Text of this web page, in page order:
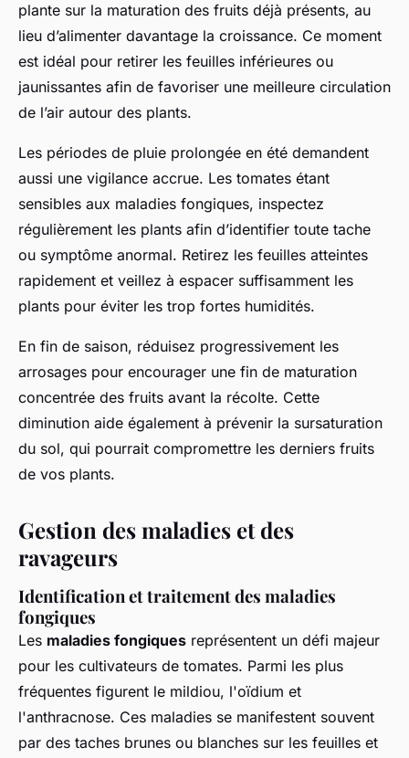
plante sur la maturation des fruits déjà présents, au
lieu d’alimenter davantage la croissance. Ce moment
est idéal pour retirer les feuilles inférieures ou
jaunissantes afin de favoriser une meilleure circulation
de l’air autour des plants.
Les périodes de pluie prolongée en été demandent
aussi une vigilance accrue. Les tomates étant
sensibles aux maladies fongiques, inspectez
régulièrement les plants afin d’identifier toute tache
ou symptôme anormal. Retirez les feuilles atteintes
rapidement et veillez à espacer suffisamment les
plants pour éviter les trop fortes humidités.
En fin de saison, réduisez progressivement les
arrosages pour encourager une fin de maturation
concentrée des fruits avant la récolte. Cette
diminution aide également à prévenir la sursaturation
du sol, qui pourrait compromettre les derniers fruits
de vos plants.
Gestion des maladies et des
ravageurs
Identification et traitement des maladies
fongiques
Les maladies fongiques représentent un défi majeur
pour les cultivateurs de tomates. Parmi les plus
fréquentes figurent le mildiou, l'oïdium et
l'anthracnose. Ces maladies se manifestent souvent
par des taches brunes ou blanches sur les feuilles et